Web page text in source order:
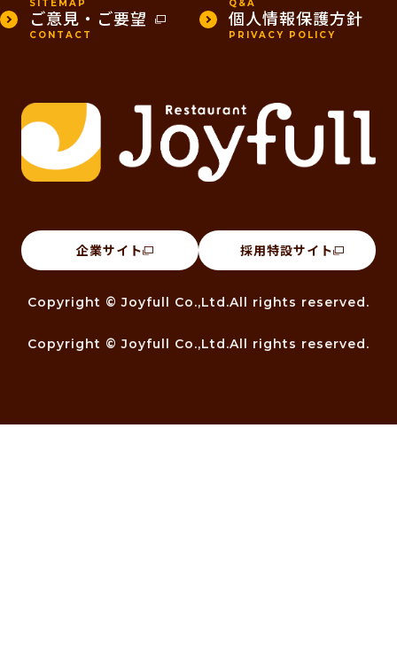
SITEMAP Q&A
ご意見・ご要望
CONTACT
個人情報保護方針
PRIVACY POLICY
企業サイト 採用特設サイト
Copyright © Joyfull Co.,Ltd.All rights reserved.
Copyright © Joyfull Co.,Ltd.All rights reserved.